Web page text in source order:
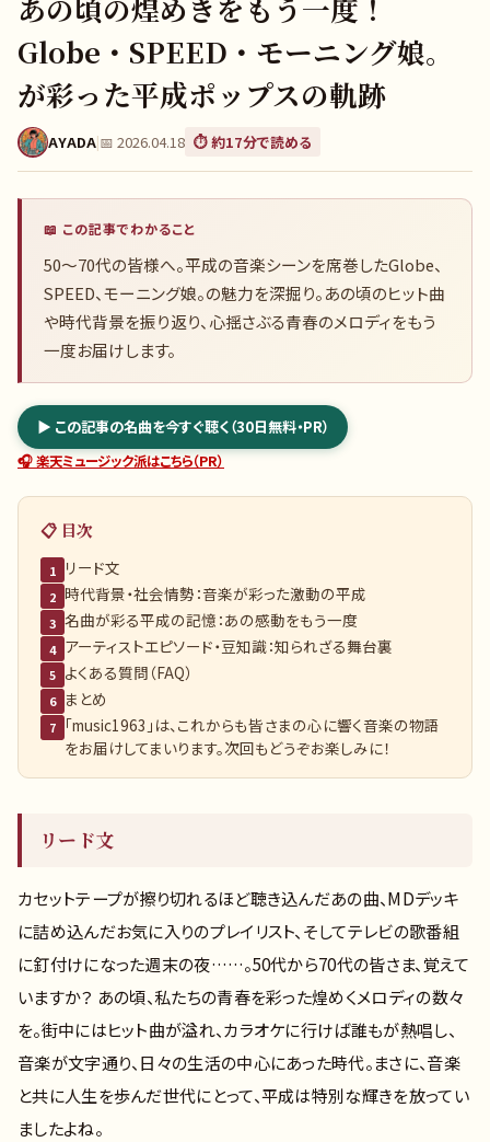
あの頃の煌めきをもう一度！
Globe・SPEED・モーニング娘。
が彩った平成ポップスの軌跡
AYADA|📅 2026.04.18 ⏱️ 約17分で読める
📖 この記事でわかること
50〜70代の皆様へ。平成の音楽シーンを席巻したGlobe、
SPEED、モーニング娘。の魅力を深掘り。あの頃のヒット曲
や時代背景を振り返り、心揺さぶる青春のメロディをもう
一度お届けします。
▶ この記事の名曲を今すぐ聴く（30日無料・PR）
🎧 楽天ミュージック派はこちら（PR）
📋 目次
1 リード文
2 時代背景・社会情勢：音楽が彩った激動の平成
3 名曲が彩る平成の記憶：あの感動をもう一度
4 アーティストエピソード・豆知識：知られざる舞台裏
5 よくある質問（FAQ）
6 まとめ
7
「music1963」は、これからも皆さまの心に響く音楽の物語
をお届けしてまいります。次回もどうぞお楽しみに！
リード文
カセットテープが擦り切れるほど聴き込んだあの曲、MDデッキ
に詰め込んだお気に入りのプレイリスト、そしてテレビの歌番組
に釘付けになった週末の夜……。50代から70代の皆さま、覚えて
いますか？ あの頃、私たちの青春を彩った煌めくメロディの数々
を。街中にはヒット曲が溢れ、カラオケに行けば誰もが熱唱し、
音楽が文字通り、日々の生活の中心にあった時代。まさに、音楽
と共に人生を歩んだ世代にとって、平成は特別な輝きを放ってい
ましたよね。